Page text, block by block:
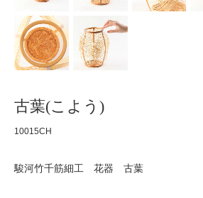
古葉(こよう)
10015CH
駿河竹千筋細工 花器 古葉